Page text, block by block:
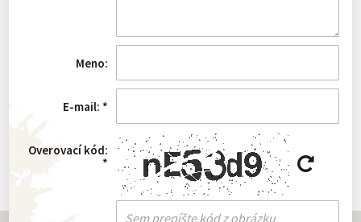
Meno:
E-mail: *
Overovací kód:
*